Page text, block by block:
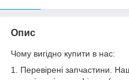
Опис
Чому вигідно купити в нас:
1. Перевірені запчастини.